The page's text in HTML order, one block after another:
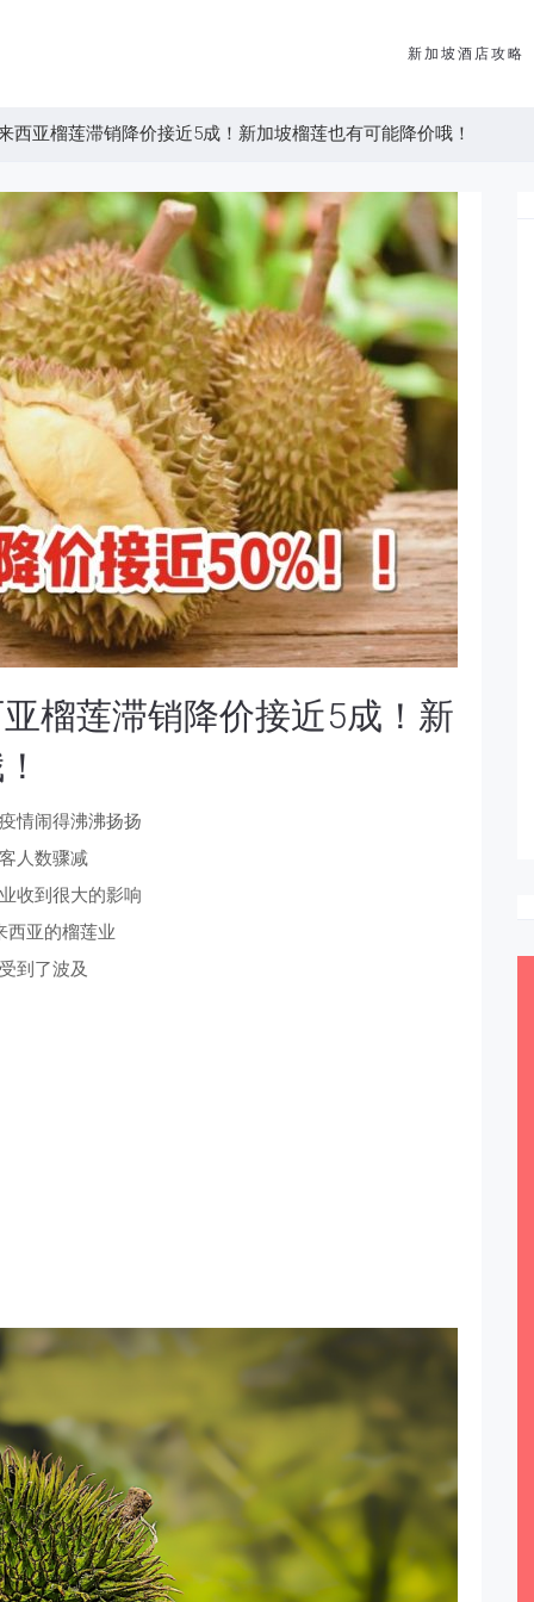
新加坡酒店攻略
西亚榴莲滞销降价接近5成！新加坡榴莲也有可能降价哦！
榴莲滞销降价接近5成！新
情闹得沸沸扬扬
人数骤减
收到很大的影响
西亚的榴莲业
到了波及